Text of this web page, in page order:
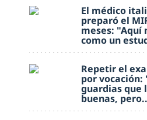
El médico
preparó el
meses:
como un
Repetir el
por vocación:
guardias que
buenas,